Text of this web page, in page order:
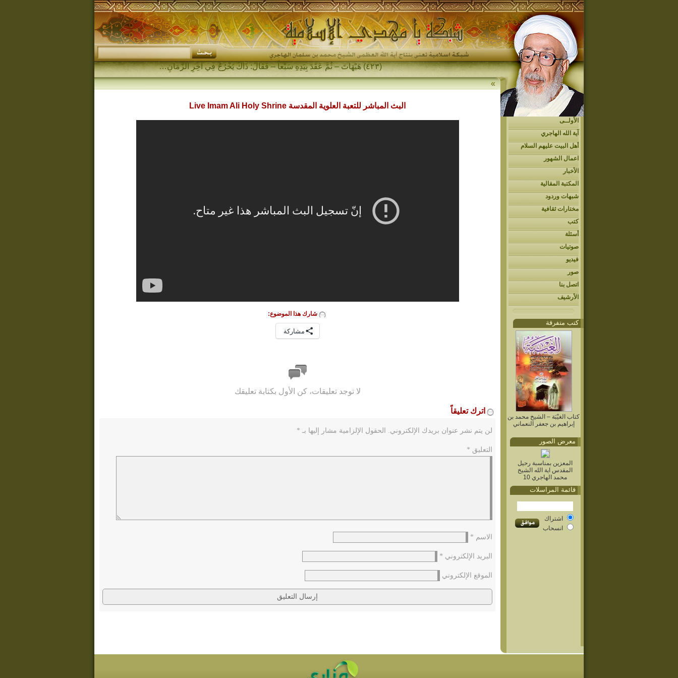
(٤٢٣) هَيْهَاتَ – ثُمَّ عَقَدَ بِيَدِهِ سَبْعاً – فَقَالَ: ذَاكَ يَخْرُجُ فِي آخِرِ الزَّمَانِ…
الأولــى
آية الله الهاجري
أهل البيت عليهم السلام
اعمال الشهور
الأخبار
المكتبة المقالية
شبهات وردود
مختارات ثقافية
كتب
أسئلة
صوتيات
فيديو
صور
اتصل بنا
الأرشيف
كتب متفرقة
كتاب الغيْبَة – الشيخ محمد بن
إبراهيم بن جعفر النعماني
معرض الصور
المعزين بمناسبة رحيل
المقدس اية الله الشيخ
محمد الهاجري 10
قائمة المراسلات
اشتراك
انسحاب
»
البث المباشر للتعبة العلوية المقدسة ‪Live Imam Ali Holy Shrine‬‏
شارك هذا الموضوع:
مشاركة
لا توجد تعليقات، كن الأول بكتابة تعليقك
اترك تعليقاً
لن يتم نشر عنوان بريدك الإلكتروني. الحقول الإلزامية مشار إليها بـ *
التعليق *
الاسم *
البريد الإلكتروني *
الموقع الإلكتروني